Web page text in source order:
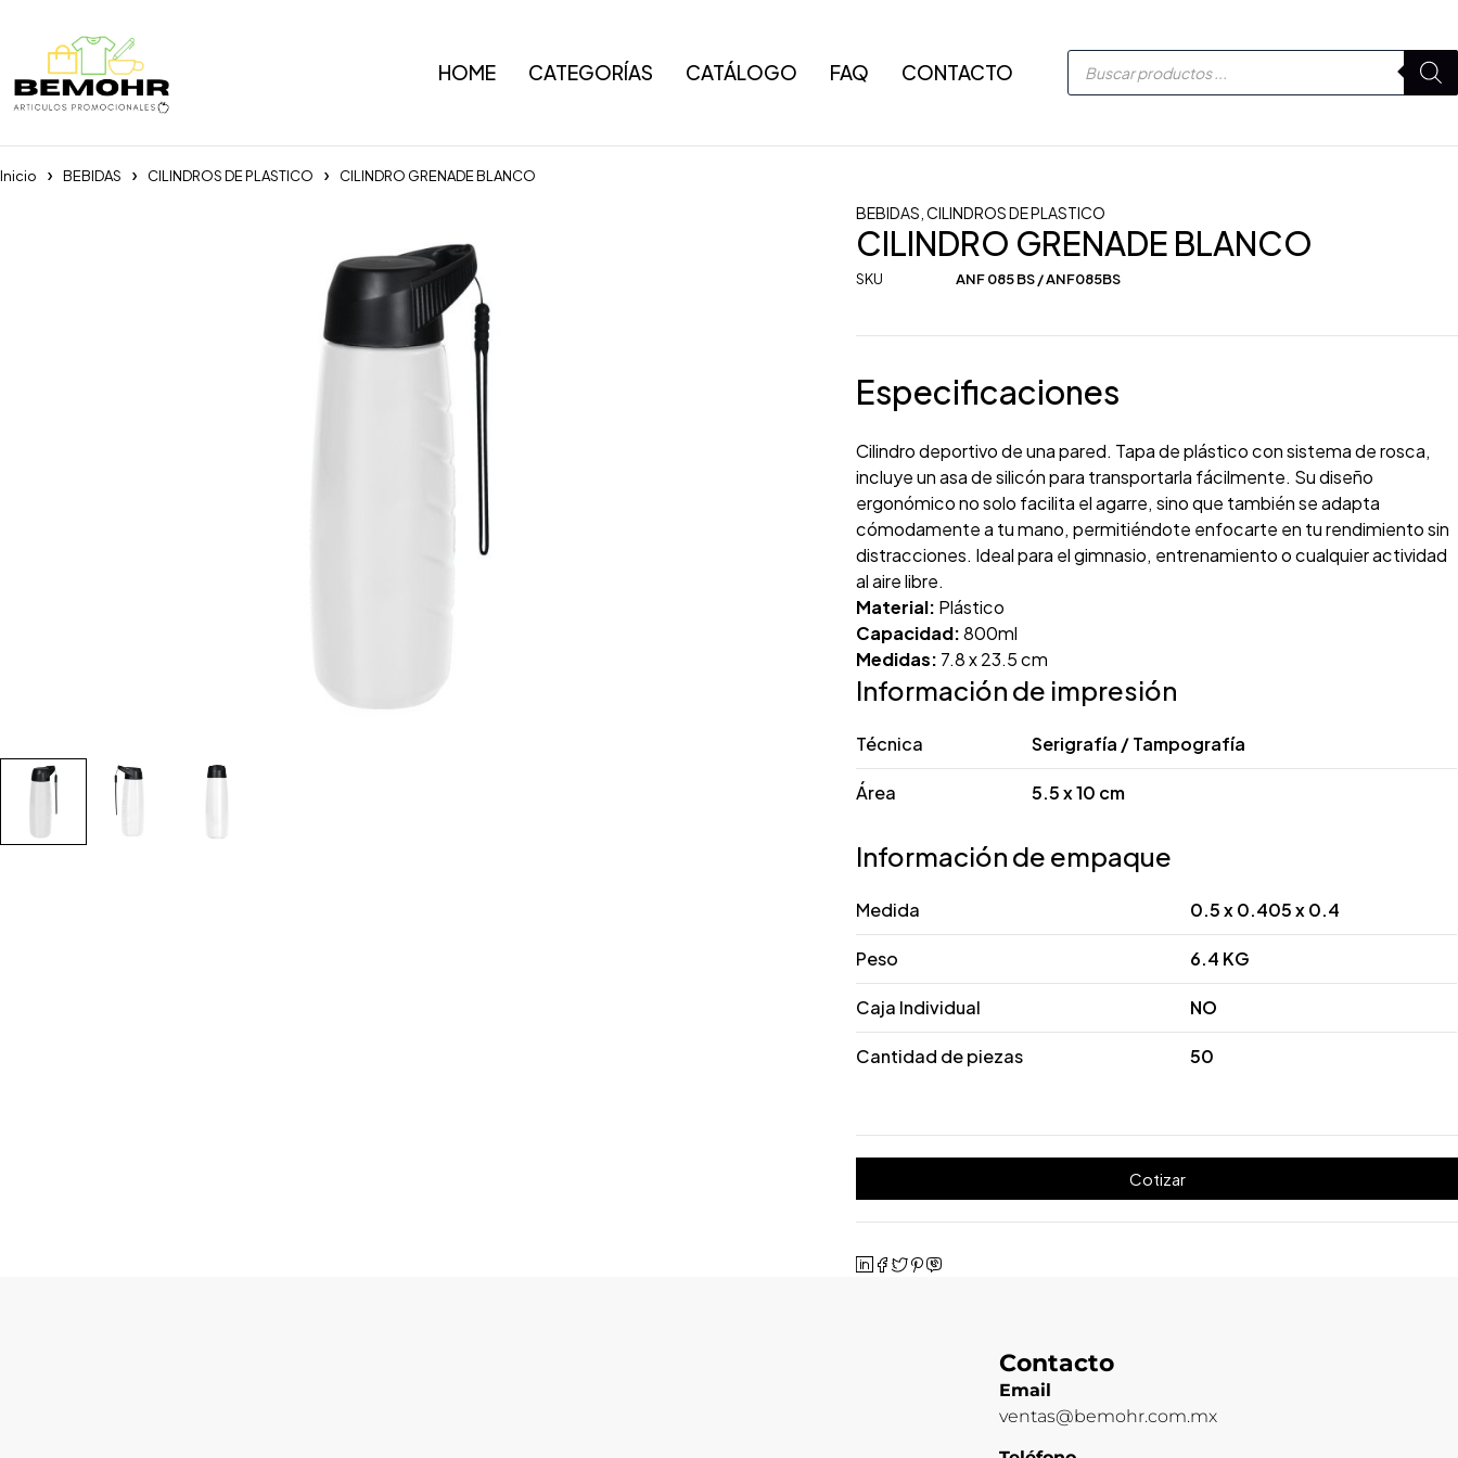
HOME CATEGORÍAS CATÁLOGO FAQ CONTACTO
Inicio BEBIDAS CILINDROS DE PLASTICO CILINDRO GRENADE BLANCO
BEBIDAS ,CILINDROS DE PLASTICO
CILINDRO GRENADE BLANCO
SKU ANF 085 BS / ANF085BS
Especificaciones
Cilindro deportivo de una pared. Tapa de plástico con sistema de rosca,
incluye un asa de silicón para transportarla fácilmente. Su diseño
ergonómico no solo facilita el agarre, sino que también se adapta
cómodamente a tu mano, permitiéndote enfocarte en tu rendimiento sin
distracciones. Ideal para el gimnasio, entrenamiento o cualquier actividad
al aire libre.
Material: Plástico
Capacidad:800ml
Medidas: 7.8 x 23.5 cm
Información de impresión
Técnica Serigrafía / Tampografía
Área 5.5 x 10 cm
Información de empaque
Medida 0.5 x 0.405 x 0.4
Peso 6.4 KG
Caja Individual NO
Cantidad de piezas 50
Cotizar
Contacto
Email
ventas@bemohr.com.mx